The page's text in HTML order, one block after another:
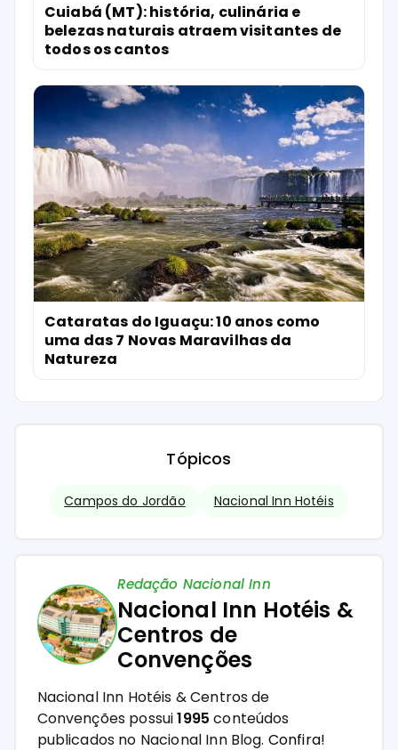
Cuiabá (MT): história, culinária e
belezas naturais atraem visitantes de
todos os cantos
Cataratas do Iguaçu: 10 anos como
uma das 7 Novas Maravilhas da
Natureza
Tópicos
Campos do Jordão Nacional Inn Hotéis
Redação Nacional Inn
Nacional Inn Hotéis &
Centros de
Convenções
Nacional Inn Hotéis & Centros de
Convenções possui1995 conteúdos
publicados no Nacional Inn Blog. Confira!